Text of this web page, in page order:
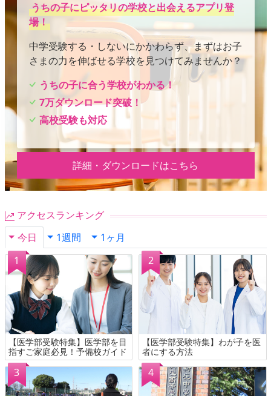
うちの子にピッタリの学校と出会えるアプリ登
場！
中学受験する・しないにかかわらず、まずはお子
さまの力を伸ばせる学校を見つけてみませんか？
うちの子に合う学校がわかる！
7万ダウンロード突破！
高校受験も対応
詳細・ダウンロードはこちら
アクセスランキング
今日
1週間 1ヶ月
【医学部受験特集】医学部を目
指すご家庭必見！予備校ガイド
【医学部受験特集】わが子を医
者にする方法